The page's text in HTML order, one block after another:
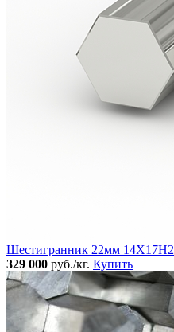
Шестигранник 22мм 14Х17Н2
329 000 руб./кг. Купить